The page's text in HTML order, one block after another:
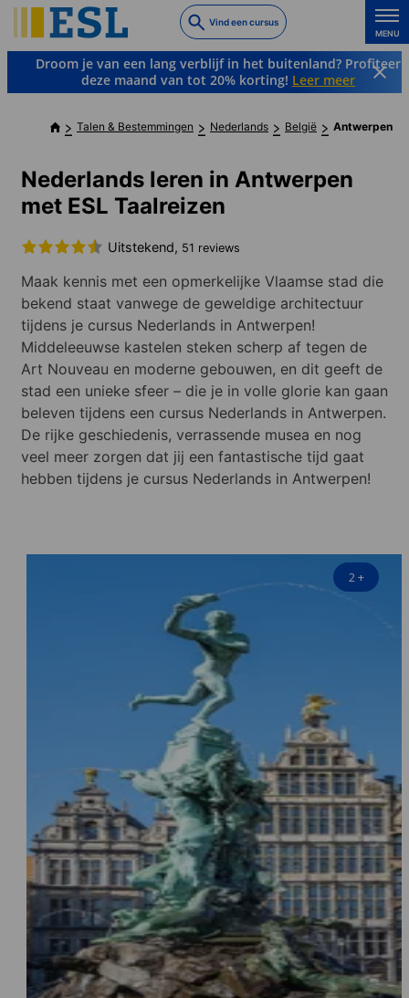
to
main
content
Vind een cursus
MENU
Droom je van een lang verblijf in het buitenland? Profiteer
deze maand van tot 20% korting! Leer meer
Talen & Bestemmingen Nederlands België Antwerpen
Nederlands leren in Antwerpen
met ESL Taalreizen
Uitstekend, 51 reviews
Maak kennis met een opmerkelijke Vlaamse stad die
bekend staat vanwege de geweldige architectuur
tijdens je cursus Nederlands in Antwerpen!
Middeleeuwse kastelen steken scherp af tegen de
Art Nouveau en moderne gebouwen, en dit geeft de
stad een unieke sfeer – die je in volle glorie kan gaan
beleven tijdens een cursus Nederlands in Antwerpen.
De rijke geschiedenis, verrassende musea en nog
veel meer zorgen dat jij een fantastische tijd gaat
hebben tijdens je cursus Nederlands in Antwerpen!
2+